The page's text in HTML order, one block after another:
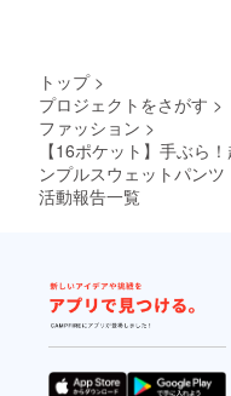
トップ >
プロジェクトをさがす >
ファッション >
【16ポケット】手ぶら
ンプルスウェットパンツ
活動報告一覧